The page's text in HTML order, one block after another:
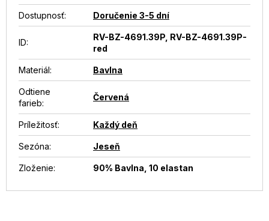
Dostupnosť: Doručenie 3-5 dní
ID:
RV-BZ-4691.39P, RV-BZ-4691.39P-
red
Materiál: Bavlna
Odtiene
farieb:
Červená
Príležitosť: Každý deň
Sezóna: Jeseň
Zloženie: 90% Bavlna, 10 elastan